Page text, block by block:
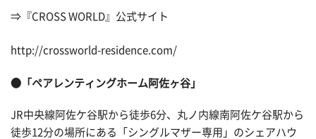
⇒『CROSS WORLD』公式サイト
http://crossworld-residence.com/
●「ペアレンティングホーム阿佐ヶ谷」
JR中央線阿佐ケ谷駅から徒歩6分、丸ノ内線南阿佐ケ谷駅から
徒歩12分の場所にある「シングルマザー専用」のシェアハウ